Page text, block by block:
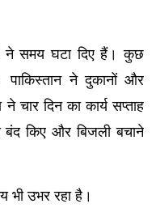
ने समय घटा दिए हैं। कुछ
पाकिस्तान ने दुकानों और
चार दिन का कार्य सप्ताह
बंद किए और बिजली बचाने
उभर रहा है।